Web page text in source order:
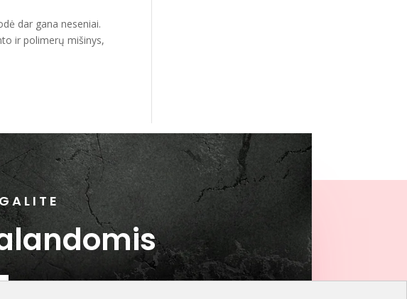
dar gana neseniai.
ir polimerų mišinys,